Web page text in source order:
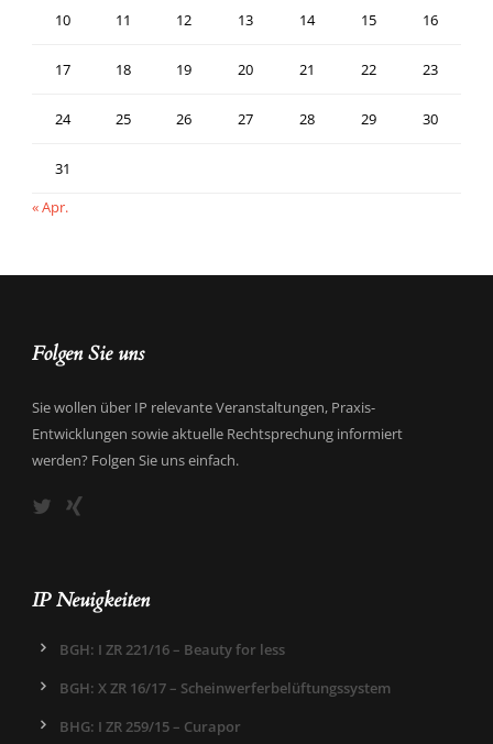
10 11 12 13 14 15 16
17 18 19 20 21 22 23
24 25 26 27 28 29 30
31
« Apr.
Folgen Sie uns
Sie wollen über IP relevante Veranstaltungen, Praxis-
Entwicklungen sowie aktuelle Rechtsprechung informiert
werden? Folgen Sie uns einfach.
IP Neuigkeiten
BGH: I ZR 221/16 – Beauty for less
BGH: X ZR 16/17 – Scheinwerferbelüftungssystem
BHG: I ZR 259/15 – Curapor